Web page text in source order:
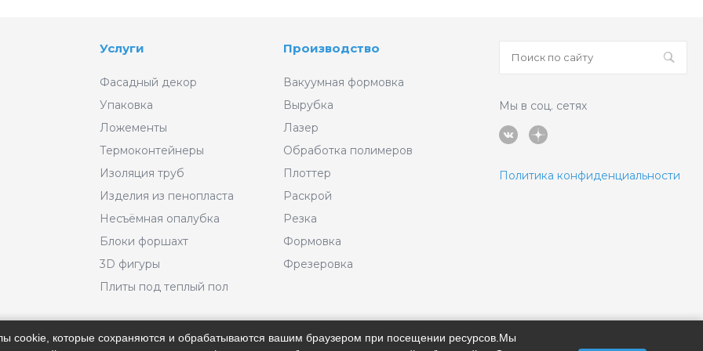
Услуги
Фасадный декор
Упаковка
Ложементы
Термоконтейнеры
Изоляция труб
Изделия из пенопласта
Несъёмная опалубка
Блоки форшахт
3D фигуры
Плиты под теплый пол
Производство
Вакуумная формовка
Вырубка
Лазер
Обработка полимеров
Плоттер
Раскрой
Резка
Формовка
Фрезеровка
Мы в соц. сетях
Политика конфиденциальности
cookie, которые сохраняются и обрабатываются вашим браузером при посещении ресурсов.Мы